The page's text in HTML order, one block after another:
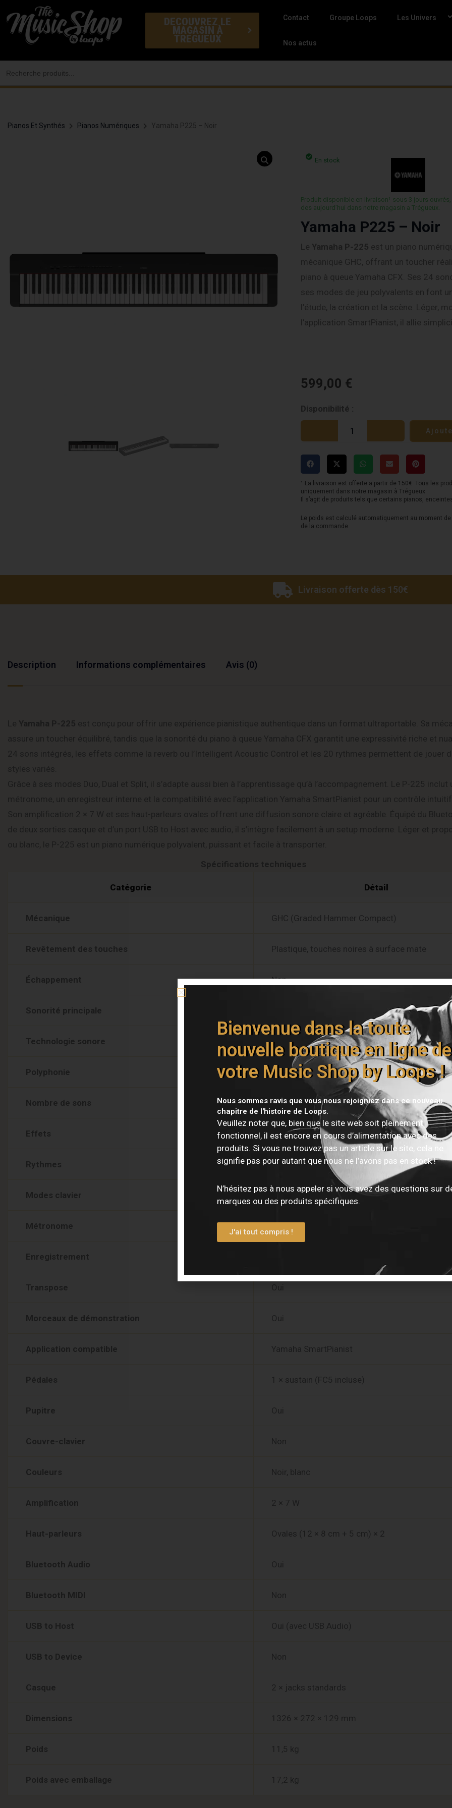
au
contenu
DECOUVREZ LE
MAGASIN À
TREGUEUX
Contact Groupe Loops Les Univers
Nos actus
Pianos Et Synthés Pianos Numériques Yamaha P225 – Noir
En stock
Produit disponible en livraison¹ sous 3 jours
des aujourd’hui dans notre magasin a Trégueux.
Yamaha P225 – Noir
Le Yamaha P-225 est un piano
mécanique GHC, offrant un toucher
piano à queue Yamaha CFX. Ses 24
ses modes de jeu polyvalents en font
l’étude, la création et la scène. Léger,
l’application SmartPianist, il allie
599,00 €
Disponibilité :
quantité
de
P225
-
Noir
¹ La livraison est offerte a partir de 150€. Tous les
uniquement dans notre magasin à Trégueux.
Il s’agit de produits tels que certains pianos,
Le poids est calculé automatiquement au moment
de la commande.
Livraison offerte dès 150€
Description Informations complémentaires Avis (0)
Catégorie Détail
Mécanique GHC (Graded Hammer Compact)
Revêtement des touches Plastique, touches noires à surface mate
Échappement Non
Sonorité principale
Technologie sonore VMR Lite
Polyphonie 192
Nombre de sons 24
Effets Reverb, Wall EQ, IAC
Rythmes 20
Modes clavier Duo, Dual, Split
Métronome Oui
Enregistrement
Transpose Oui
Morceaux de démonstration Oui
Application compatible Yamaha SmartPianist
Pédales 1 × sustain (FC5 incluse)
Pupitre Oui
Couvre-clavier Non
Couleurs Noir, blanc
Amplification 2 × 7 W
Haut-parleurs Ovales (12 × 8 cm + 5 cm) × 2
Bluetooth Audio Oui
Bluetooth MIDI Non
USB to Host Oui (avec USB Audio)
USB to Device Non
Casque 2 × jacks standards
Dimensions 1326 × 272 × 129 mm
Poids 11,5 kg
Poids avec emballage 17,2 kg
Bienvenue dans la toute
nouvelle boutique en ligne de
votre Music Shop by Loops !
Nous sommes ravis que vous nous rejoigniez dans ce nouveau
chapitre de l'histoire de Loops.
Veuillez noter que, bien que le site web soit pleinement
fonctionnel, il est encore en cours d’alimentation avec des
produits. Si vous ne trouvez pas un article sur le site, cela ne
signifie pas pour autant que nous ne l’avons pas en stock !
N’hésitez pas à nous appeler si vous avez des questions sur
marques ou des produits spécifiques.
J'ai tout compris !